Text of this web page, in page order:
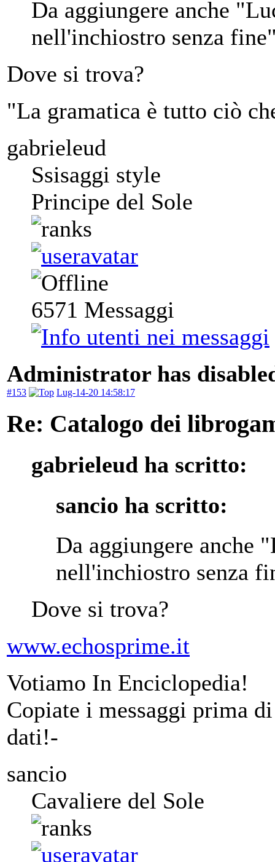
Da aggiungere anche
nell'inchiostro senza
Dove si trova?
"La gramatica è tutto ciò
gabrieleud
Ssisaggi style
Principe del Sole
6571 Messaggi
Administrator has
#153 Lug-14-20 14:58:17
Re: Catalogo dei
gabrieleud ha scritto:
sancio ha scritto:
Da aggiungere anche
nell'inchiostro senza
Dove si trova?
www.echosprime.it
Votiamo In Enciclopedia!
Copiate i messaggi prima
dati!-
sancio
Cavaliere del Sole